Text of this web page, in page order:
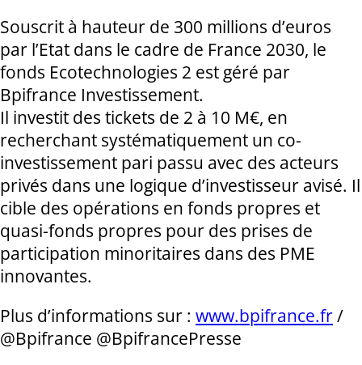
Souscrit à hauteur de 300 millions d’euros
par l’Etat dans le cadre de France 2030, le
fonds Ecotechnologies 2 est géré par
Bpifrance Investissement.
Il investit des tickets de 2 à 10 M€, en
recherchant systématiquement un co-
investissement pari passu avec des acteurs
privés dans une logique d’investisseur avisé. Il
cible des opérations en fonds propres et
quasi-fonds propres pour des prises de
participation minoritaires dans des PME
innovantes.
Plus d’informations sur : www.bpifrance.fr/
@Bpifrance @BpifrancePresse